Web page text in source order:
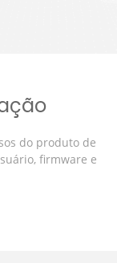
do produto de
firmware e